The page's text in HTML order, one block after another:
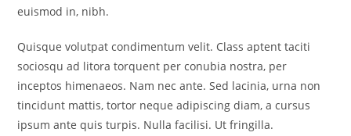
euismod in, nibh.
Quisque volutpat condimentum velit. Class aptent taciti
sociosqu ad litora torquent per conubia nostra, per
inceptos himenaeos. Nam nec ante. Sed lacinia, urna non
tincidunt mattis, tortor neque adipiscing diam, a cursus
ipsum ante quis turpis. Nulla facilisi. Ut fringilla.